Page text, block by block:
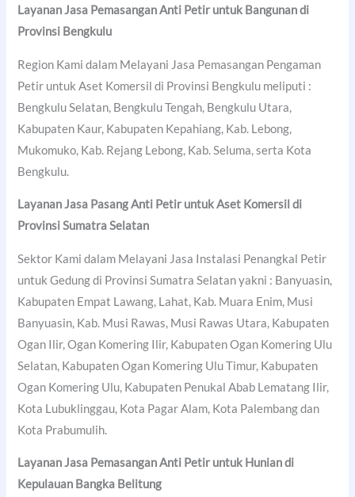
Layanan Jasa Pemasangan Anti Petir untuk Bangunan di
Provinsi Bengkulu
Region Kami dalam Melayani Jasa Pemasangan Pengaman
Petir untuk Aset Komersil di Provinsi Bengkulu meliputi :
Bengkulu Selatan, Bengkulu Tengah, Bengkulu Utara,
Kabupaten Kaur, Kabupaten Kepahiang, Kab. Lebong,
Mukomuko, Kab. Rejang Lebong, Kab. Seluma, serta Kota
Bengkulu.
Layanan Jasa Pasang Anti Petir untuk Aset Komersil di
Provinsi Sumatra Selatan
Sektor Kami dalam Melayani Jasa Instalasi Penangkal Petir
untuk Gedung di Provinsi Sumatra Selatan yakni : Banyuasin,
Kabupaten Empat Lawang, Lahat, Kab. Muara Enim, Musi
Banyuasin, Kab. Musi Rawas, Musi Rawas Utara, Kabupaten
Ogan Ilir, Ogan Komering Ilir, Kabupaten Ogan Komering Ulu
Selatan, Kabupaten Ogan Komering Ulu Timur, Kabupaten
Ogan Komering Ulu, Kabupaten Penukal Abab Lematang Ilir,
Kota Lubuklinggau, Kota Pagar Alam, Kota Palembang dan
Kota Prabumulih.
Layanan Jasa Pemasangan Anti Petir untuk Hunian di
Kepulauan Bangka Belitung